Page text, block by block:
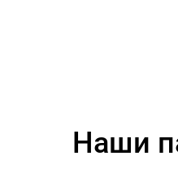
Наши